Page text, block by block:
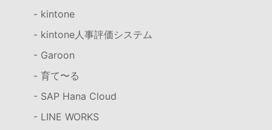
- kintone
- kintone人事評価システム
- Garoon
- 育て〜る
- SAP Hana Cloud
- LINE WORKS